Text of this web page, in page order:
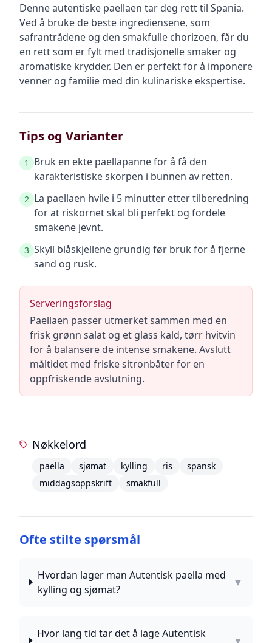
Denne autentiske paellaen tar deg rett til Spania.
Ved å bruke de beste ingrediensene, som
safrantrådene og den smakfulle chorizoen, får du
en rett som er fylt med tradisjonelle smaker og
aromatiske krydder. Den er perfekt for å imponere
venner og familie med din kulinariske ekspertise.
Tips og Varianter
1
Bruk en ekte paellapanne for å få den
karakteristiske skorpen i bunnen av retten.
2 La paellaen hvile i 5 minutter etter tilberedning
for at riskornet skal bli perfekt og fordele
smakene jevnt.
3 Skyll blåskjellene grundig før bruk for å fjerne
sand og rusk.
Serveringsforslag
Paellaen passer utmerket sammen med en
frisk grønn salat og et glass kald, tørr hvitvin
for å balansere de intense smakene. Avslutt
måltidet med friske sitronbåter for en
oppfriskende avslutning.
Nøkkelord
paella sjømat kylling ris
spansk
middagsoppskrift
smakfull
Ofte stilte spørsmål
Hvordan lager man Autentisk paella med
kylling og sjømat?
▼
Hvor lang tid tar det å lage Autentisk